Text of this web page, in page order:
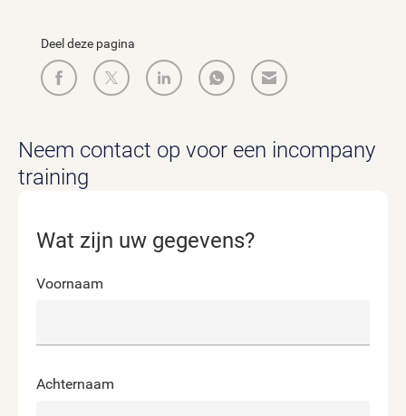
Deel deze pagina
Neem contact op voor een incompany
training
Wat zijn uw gegevens?
Voornaam
Achternaam